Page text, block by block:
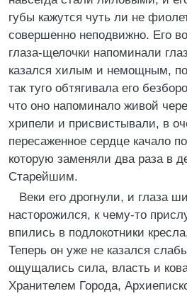
губы кажутся чуть ли не
совершенно неподвижно. Его
глаза-щелочки напоминали
казался хилым и немощным,
так туго обтягивала его
что оно напоминало живой
хрипели и присвистывали, в
пересаженное сердце качало
которую заменяли два раза в
Старейшим.
Веки его дрогнули, и глаза
насторожился, к чему-то
впились в подлокотники
Теперь он уже не казался
ощущались сила, власть и
Хранителем Города,